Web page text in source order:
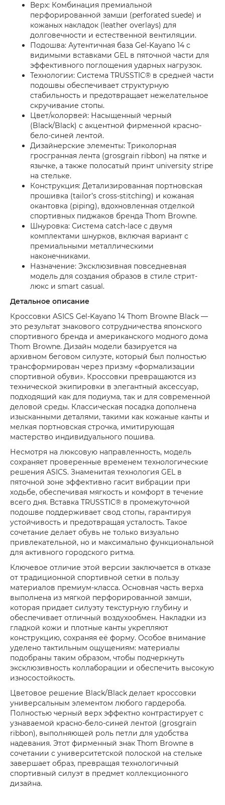
Верх: Комбинация премиальной
перфорированной замши (perforated suede) и
кожаных накладок (leather overlays) для
долговечности и естественной вентиляции.
Подошва: Аутентичная база Gel-Kayano 14 с
видимыми вставками GEL в пяточной части для
эффективного поглощения ударных нагрузок.
Технологии: Система TRUSSTIC® в средней части
подошвы обеспечивает структурную
стабильность и предотвращает нежелательное
скручивание стопы.
Цвет/колорвей: Насыщенный черный
(Black/Black) с акцентной фирменной красно-
бело-синей лентой.
Дизайнерские элементы: Триколорная
гросгранная лента (grosgrain ribbon) на пятке и
язычке, а также полосатый принт university stripe
на стельке.
Конструкция: Детализированная портновская
прошивка (tailor’s cross-stitching) и кожаная
окантовка (piping), вдохновленная отделкой
спортивных пиджаков бренда Thom Browne.
Шнуровка: Система catch-lace с двумя
комплектами шнурков, включая вариант с
премиальными металлическими
наконечниками.
Назначение: Эксклюзивная повседневная
модель для создания образов в стиле стрит-
люкс и smart casual.
Детальное описание
Кроссовки ASICS Gel-Kayano 14 Thom Browne Black —
это результат знакового сотрудничества японского
спортивного бренда и американского модного дома
Thom Browne. Дизайн модели базируется на
архивном беговом силуэте, который был полностью
трансформирован через призму «формализации
спортивной обуви». Кроссовки превращаются из
технической экипировки в элегантный аксессуар,
подходящий как для подиума, так и для современной
деловой среды. Классическая посадка дополнена
изысканными деталями, такими как кожаные канты и
мелкая портновская строчка, имитирующая
мастерство индивидуального пошива.
Несмотря на люксовую направленность, модель
сохраняет проверенные временем технологические
решения ASICS. Знаменитая технология GEL в
пяточной зоне эффективно гасит вибрации при
ходьбе, обеспечивая мягкость и комфорт в течение
всего дня. Вставка TRUSSTIC® в промежуточной
подошве поддерживает свод стопы, гарантируя
устойчивость и предотвращая усталость. Такое
сочетание делает обувь не только визуально
привлекательной, но и максимально функциональной
для активного городского ритма.
Ключевое отличие этой версии заключается в отказе
от традиционной спортивной сетки в пользу
материалов премиум-класса. Основная часть верха
выполнена из мягкой перфорированной замши,
которая придает силуэту текстурную глубину и
обеспечивает отличный воздухообмен. Накладки из
гладкой кожи и плотные канты укрепляют
конструкцию, сохраняя её форму. Особое внимание
уделено тактильным ощущениям: материалы
подобраны таким образом, чтобы подчеркнуть
эксклюзивность коллаборации и обеспечить высокую
износостойкость.
Цветовое решение Black/Black делает кроссовки
универсальным элементом любого гардероба.
Полностью черный верх эффектно контрастирует с
узнаваемой красно-бело-синей лентой (grosgrain
ribbon), выполняющей роль петли для удобства
надевания. Этот фирменный знак Thom Browne в
сочетании с университетской полоской на стельке
завершает образ, превращая технологичный
спортивный силуэт в предмет коллекционного
дизайна.